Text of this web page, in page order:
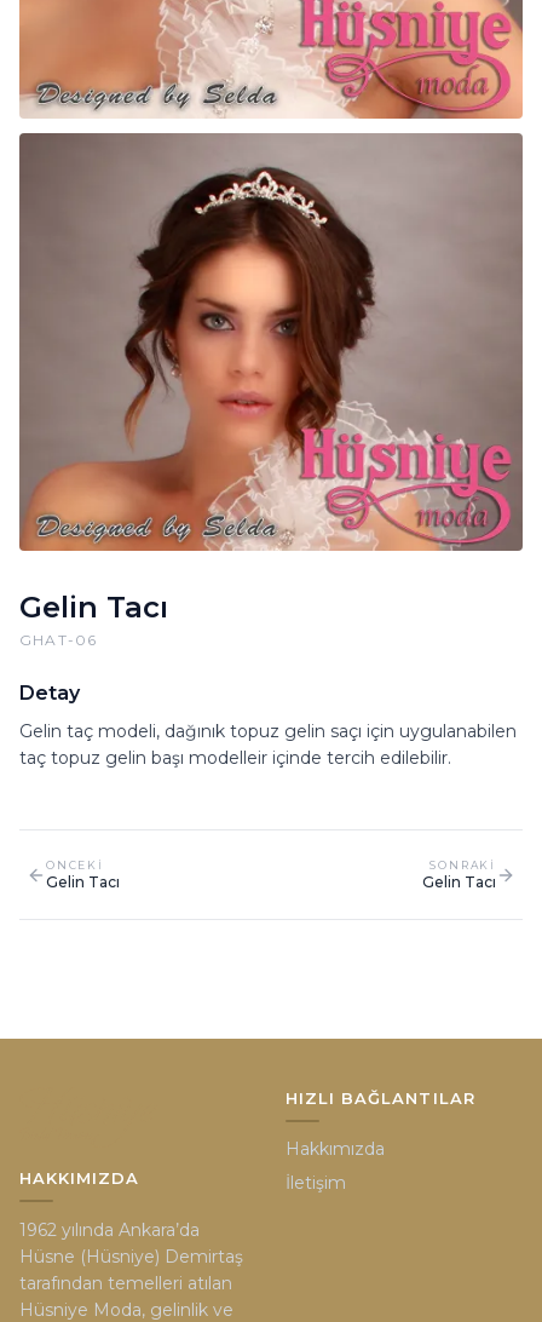
Gelin Tacı
GHAT-06
Detay
Gelin taç modeli, dağınık topuz gelin saçı için uygulanabilen
taç topuz gelin başı modelleir içinde tercih edilebilir.
ONCEKI
Gelin Tacı
SONRAKI
Gelin Tacı
HAKKIMIZDA
1962 yılında Ankara’da
Hüsne (Hüsniye) Demirtaş
tarafından temelleri atılan
Hüsniye Moda, gelinlik ve
HIZLI BAĞLANTILAR
Hakkımızda
İletişim